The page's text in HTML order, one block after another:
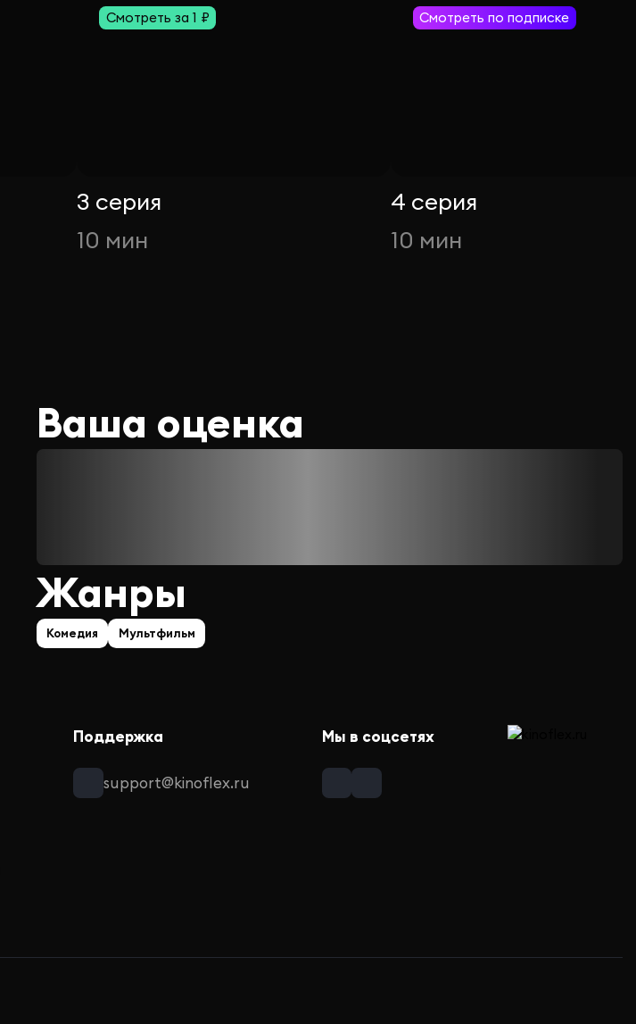
Смотреть за 1 ₽
3 серия
10 мин
Смотреть по подписке
4 серия
10 мин
Ваша оценка
Жанры
Комедия Мультфильм
Поддержка
support@kinoflex.ru
Мы в соцсетях